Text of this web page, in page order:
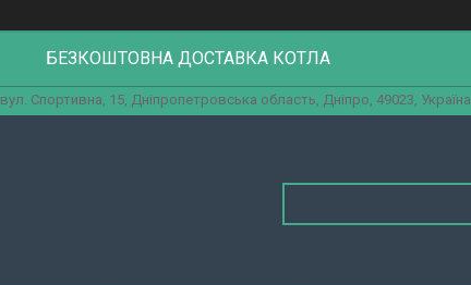
БЕЗКОШТОВНА ДОСТАВКА КОТЛА
вул. Спортивна, 15, Дніпропетровська область, Дніпро, 49023, Україна